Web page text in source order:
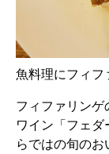
魚料理にフィフ
フィファリン
ワイン「フェ
らではの旬のお